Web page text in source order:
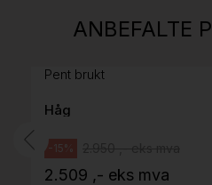
ANBEFALTE
Pent brukt
Håg
-15%
2.509 ,- eks mva